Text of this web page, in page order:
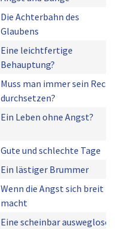
Die Achterbahn des
Glaubens
Eine leichtfertige
Behauptung?
Muss man immer sein Recht
durchsetzen?
Ein Leben ohne Angst?
Gute und schlechte Tage
Ein lästiger Brummer
Wenn die Angst sich breit
macht
Eine scheinbar ausweglose